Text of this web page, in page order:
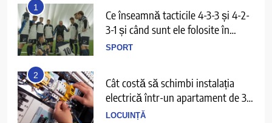
1
Ce înseamnă tacticile 4-3-3 și 4-2-
3-1 și când sunt ele folosite în
fotbal?
SPORT
2
Cât costă să schimbi instalația
electrică într-un apartament de 3
camere
LOCUINȚĂ